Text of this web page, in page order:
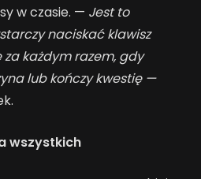
w czasie. — Jest to
naciskać klawisz
za każdym razem, gdy
lub kończy kwestię —
wszystkich